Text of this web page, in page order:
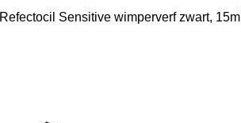
Refectocil Sensitive wimperverf zwart, 15ml